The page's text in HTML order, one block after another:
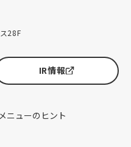
28F
IR情報
メニューのヒント